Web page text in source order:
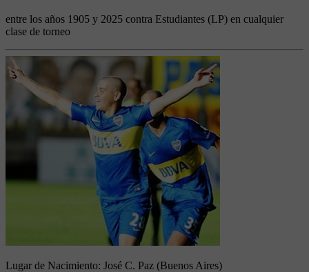
entre los años 1905 y 2025 contra Estudiantes (LP) en cualquier
clase de torneo
Lugar de Nacimiento: José C. Paz (Buenos Aires)